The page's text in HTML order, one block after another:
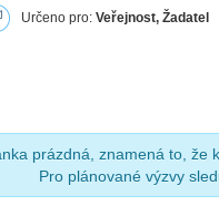
Určeno pro:Veřejnost, Žadatel
prázdná, znamená to, že
Pro plánované výzvy